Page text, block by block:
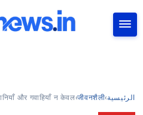
الرئيسية›
जीवनशैली
›
और गवाहियाँ न केवल…